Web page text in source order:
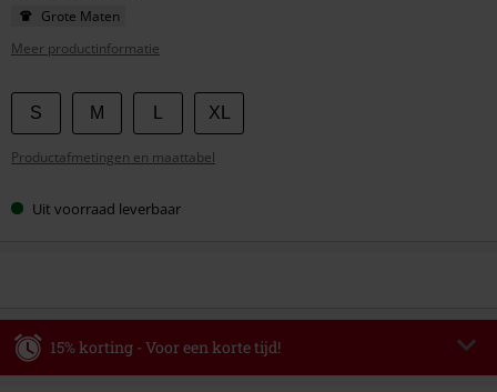
Grote Maten
Meer productinformatie
Kies
je
maat
S M XL
Productafmetingen en maattabel
Uit voorraad leverbaar
15% korting - Voor een korte tijd!